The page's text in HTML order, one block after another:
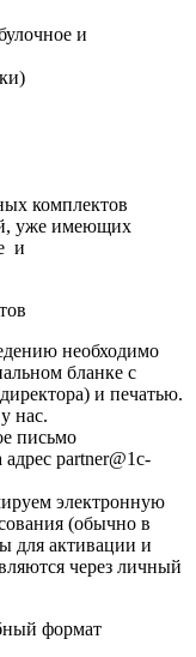
и
комплектов
уже имеющих
и
необходимо
бланке с
и печатью.
нас.
письмо
partner@1c-
электронную
(обычно в
для активации и
через личный
формат